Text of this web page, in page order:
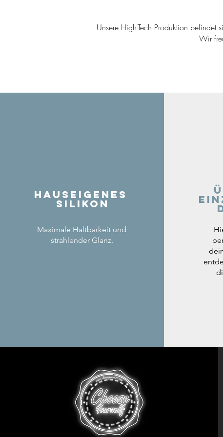
Unsere High-Tech Produktion
Wir
Hauseigenes
Silikon
Maximale Haltbarkeit und
strahlender Glanz.